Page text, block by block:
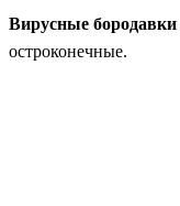
Вирусные бородавки
остроконечные.